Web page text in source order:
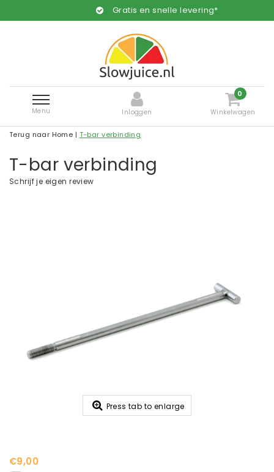
Gratis en snelle levering*
Menu Inloggen
0
Winkelwagen
Terug naar Home | T-bar verbinding
T-bar verbinding
Schrijf je eigen review
Press tab to enlarge
€9,00